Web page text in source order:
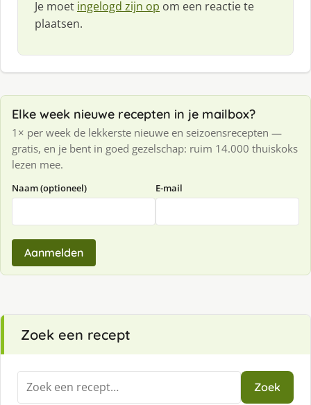
Je moet ingelogd zijn op om een reactie te
plaatsen.
Elke week nieuwe recepten in je mailbox?
1× per week de lekkerste nieuwe en seizoensrecepten —
gratis, en je bent in goed gezelschap: ruim 14.000 thuiskoks
lezen mee.
Naam (optioneel) E-mail
Aanmelden
Zoek een recept
Zoeken
naar:
Zoek